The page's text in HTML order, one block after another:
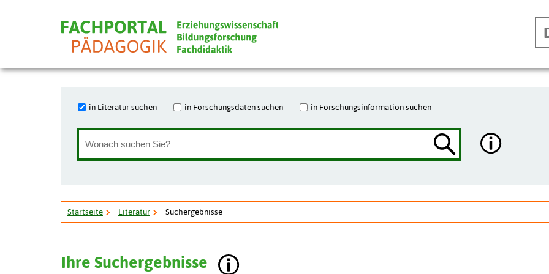
in Literatur suchen in Forschungsdaten suchen in Forschungsinformation suchen
Startseite Literatur Suchergebnisse
Ihre Suchergebnisse